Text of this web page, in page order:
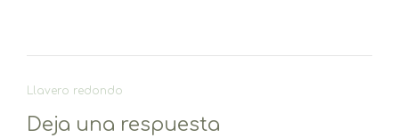
Navegación
entradas
Llavero redondo
Deja una respuesta